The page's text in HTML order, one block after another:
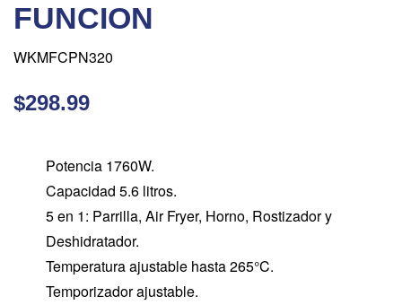
FUNCION
WKMFCPN320
$298.99
Potencia 1760W.
Capacidad 5.6 litros.
5 en 1: Parrilla, Air Fryer, Horno, Rostizador y
Deshidratador.
Temperatura ajustable hasta 265°C.
Temporizador ajustable.